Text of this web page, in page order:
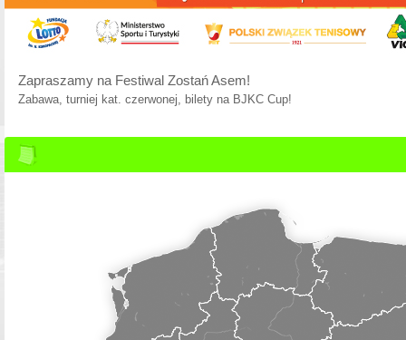
Zapraszamy na Festiwal Zostań Asem!
Zabawa, turniej kat. czerwonej, bilety na BJKC Cup!